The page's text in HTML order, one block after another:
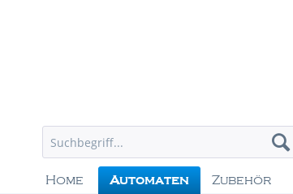
Home Automaten Zubehör